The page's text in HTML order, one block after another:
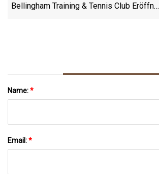
Probe
Bellingham Training & Tennis Club Eröffnet
Name:*
Email:*